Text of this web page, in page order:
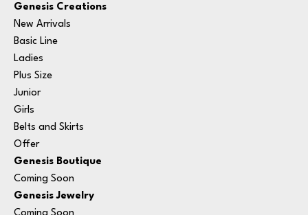
Genesis Creations
New Arrivals
Basic Line
Ladies
Plus Size
Junior
Girls
Belts and Skirts
Offer
Genesis Boutique
Coming Soon
Genesis Jewelry